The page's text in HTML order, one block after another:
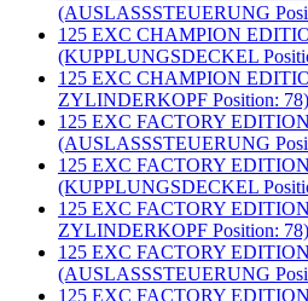
(AUSLASSSTEUERUNG
125 EXC CHAMPION
(KUPPLUNGSDECKEL
125 EXC CHAMPION
ZYLINDERKOPF Position: 78)
125 EXC FACTORY EDITION
(AUSLASSSTEUERUNG
125 EXC FACTORY EDITION
(KUPPLUNGSDECKEL
125 EXC FACTORY
ZYLINDERKOPF Position: 78)
125 EXC FACTORY
(AUSLASSSTEUERUNG
125 EXC FACTORY